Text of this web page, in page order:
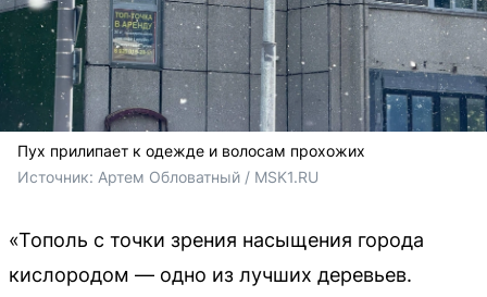
Пух прилипает к одежде и волосам прохожих
Источник: Артем Обловатный / MSK1.RU
«Тополь с точки зрения насыщения города
кислородом — одно из лучших деревьев.